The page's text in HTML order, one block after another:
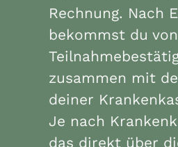
Rechnung. Nach
bekommst du
zusammen mit
deiner
Je nach
das direkt über